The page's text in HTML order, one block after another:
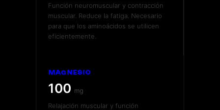
Función neuromuscular y contracción
muscular. Reduce la fatiga. Necesario
para que los aminoácidos se utilicen
eficientemente.
MAGNESIO
100 mg
Relajación muscular y función